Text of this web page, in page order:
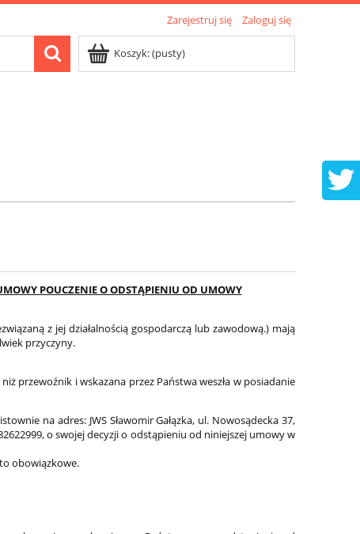
Zarejestruj się Zaloguj się
Koszyk:(pusty)
POUCZENIE O ODSTĄPIENIU OD UMOWY
z jej działalnością gospodarczą lub zawodową.) mają
przyczyny.
przewoźnik i wskazana przez Państwa weszła w posiadanie
na adres: JWS Sławomir Gałązka, ul. Nowosądecka 37,
o swojej decyzji o odstąpieniu od niniejszej umowy w
obowiązkowe.